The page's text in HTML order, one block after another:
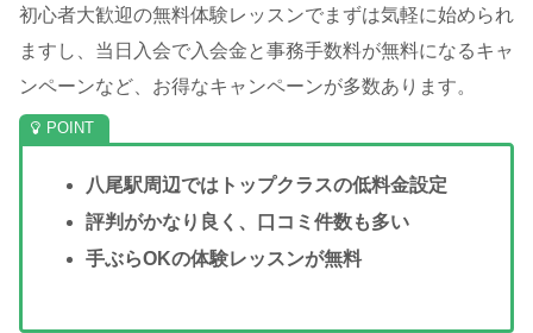
初心者大歓迎の無料体験レッスンでまずは気軽に始められ
ますし、当日入会で入会金と事務手数料が無料になるキャ
ンペーンなど、お得なキャンペーンが多数あります。
八尾駅周辺ではトップクラスの低料金設定
評判がかなり良く、口コミ件数も多い
手ぶらOKの体験レッスンが無料